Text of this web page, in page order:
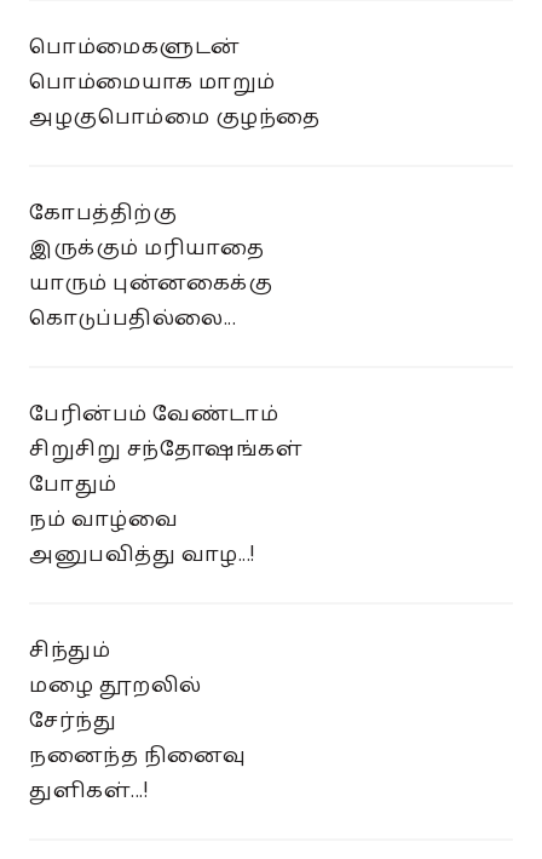
பொம்மைகளுடன்
பொம்மையாக மாறும்
அழகுபொம்மை குழந்தை
கோபத்திற்கு
இருக்கும் மரியாதை
யாரும் புன்னகைக்கு
கொடுப்பதில்லை...
பேரின்பம் வேண்டாம்
சிறுசிறு சந்தோஷங்கள்
போதும்
நம் வாழ்வை
அனுபவித்து வாழ...!
சிந்தும்
மழை தூறலில்
சேர்ந்து
நனைந்த நினைவு
துளிகள்...!